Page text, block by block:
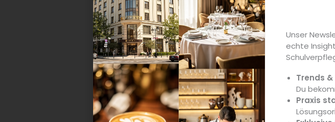
Miguel-Angel Contreras im Interview
Von Tipps zum richtigen Braten von Rumpsteaks, Rezepten
Kochen und Schneidetechniken – die Videos von Miguel-
Wir haben bei dem Küchenchef des TÜV Rheinland
Unser
echte
Trends
Du
Praxis